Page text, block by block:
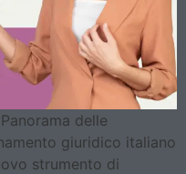
delle
giuridico italiano
strumento di